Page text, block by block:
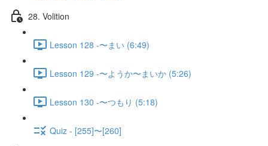
28. Volition
Lesson 128 -〜まい (6:49)
Lesson 129 -〜ようか〜まいか (5:26)
Lesson 130 -〜つもり (5:18)
Quiz - [255]〜[260]